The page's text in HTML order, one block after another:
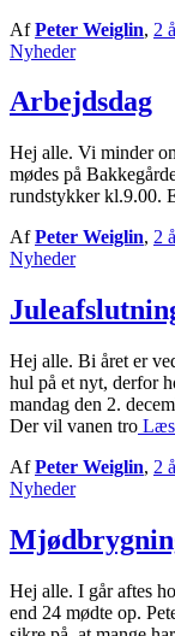
AfPeter Weiglin, 2
Nyheder
Arbejdsdag
Hej alle. Vi minder
mødes på
rundstykker kl.9.00.
AfPeter Weiglin, 2
Nyheder
Hej alle. Bi året er
hul på et nyt, derfor
mandag den 2.
Der vil vanen tro Læs
AfPeter Weiglin, 2
Nyheder
Hej alle. I går aftes
end 24 mødte op.